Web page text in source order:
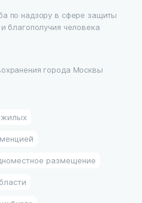
по надзору в сфере защиты
благополучия человека
города Москвы
размещение